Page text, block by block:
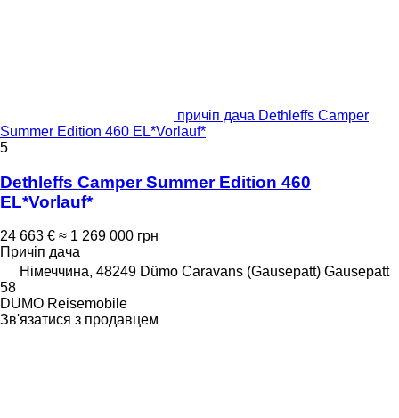
причіп дача Dethleffs Camper
Summer Edition 460 EL*Vorlauf*
5
Dethleffs Camper Summer Edition 460
EL*Vorlauf*
24 663 € ≈ 1 269 000 грн
Причіп дача
Німеччина, 48249 Dümo Caravans (Gausepatt) Gausepatt
58
DUMO Reisemobile
Зв'язатися з продавцем